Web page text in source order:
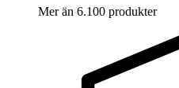
Mer än 6.100 produkter